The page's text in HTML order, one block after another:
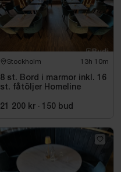
Stockholm 13h 10m
8 st. Bord i marmor inkl. 16
st. fåtöljer Homeline
21 200 kr · 150 bud